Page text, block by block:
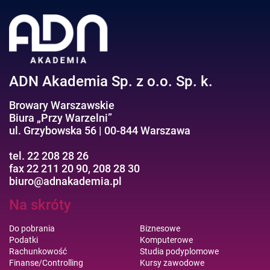
Efektywność osobista//Wellbeing
ADN Akademia Sp. z o.o. Sp. k.
Browary Warszawskie
Biura „Przy Warzelni”
ul. Grzybowska 56 | 00-844 Warszawa
tel. 22 208 28 26
fax 22 211 20 90, 208 28 30
biuro@adnakademia.pl
Na skróty
Do pobrania
Podatki
Rachunkowość
Finanse/Controlling
Biznesowe
Komputerowe
Studia podyplomowe
Kursy zawodowe